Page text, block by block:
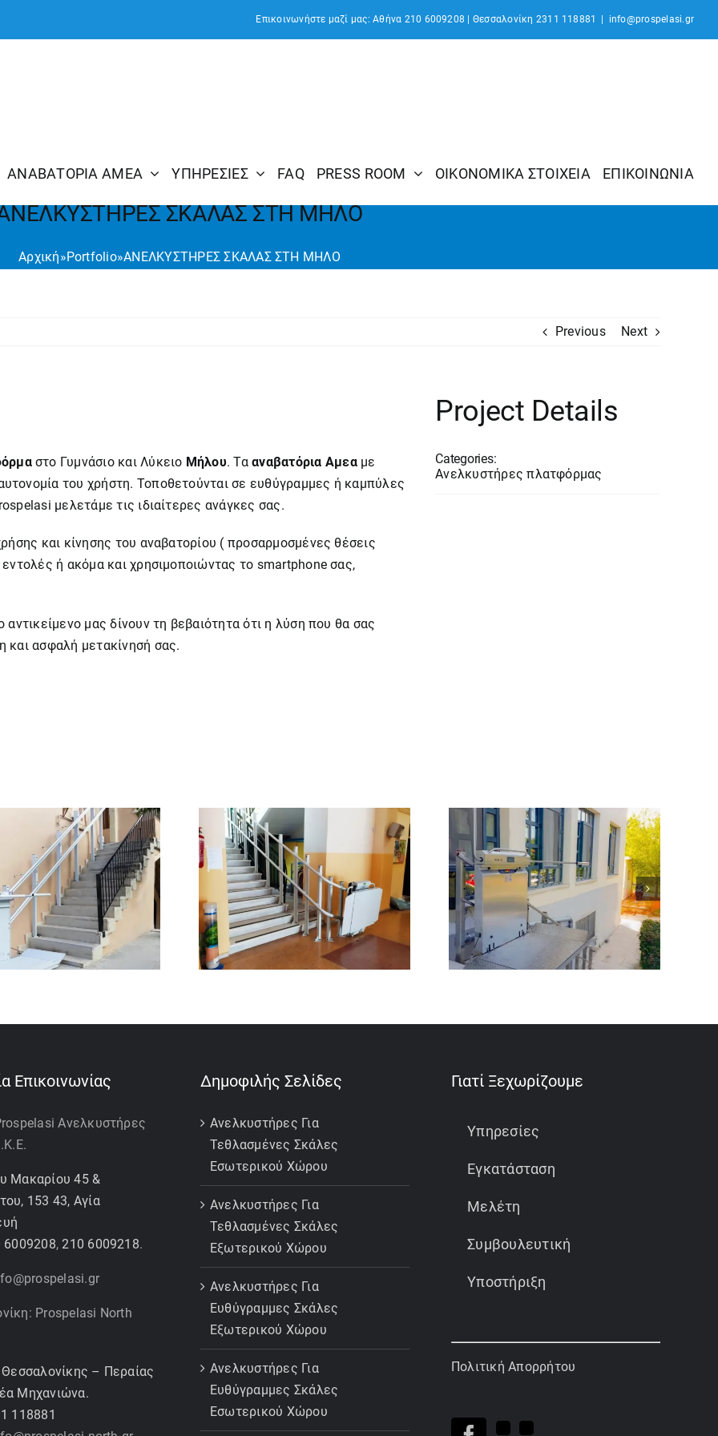
Επικοινωνήστε μαζί μας: Αθήνα 210 6009208 | Θεσσαλονίκη 2311 118881 info@prospelasi.gr
ΑΝΑΒΑΤΟΡΙΑ ΑΜΕΑ ΥΠΗΡΕΣΙΕΣ FAQ PRESS ROOM ΟΙΚΟΝΟΜΙΚΑ ΣΤΟΙΧΕΙΑ ΕΠΙΚΟΙΝΩΝΙΑ
ΣΚΑΛΑΣ ΣΤΗ ΜΗΛΟ
Αρχική»Portfolio»ΑΝΕΛΚΥΣΤΗΡΕΣ ΣΚΑΛΑΣ ΣΤΗ ΜΗΛΟ
Previous Next
στο Γυμνάσιο και Λύκειο Μήλου. Τααναβατόρια Αμεαμε
του χρήστη. Τοποθετούνται σε ευθύγραμμες ή καμπύλες
μελετάμε τις ιδιαίτερες ανάγκες σας.
και κίνησης του αναβατορίου ( προσαρμοσμένες θέσεις
ή ακόμα και χρησιμοποιώντας το smartphone σας,
μας δίνουν τη βεβαιότητα ότι η λύση που θα σας
και ασφαλή μετακίνησή σας.
Project Details
Categories:
Ανελκυστήρες πλατφόρμας
ΑΝΑΒΑΤΟΡΙΟ ΜΕ
ΠΛΑΤΦΟΡΜΑ ΣΤΗΝ
ΑΘΗΝΑ
ΑΝΑΒΑΤΟΡΙΟ ΑΜΕΑ
ΣΤΗ ΘΕΣΣΑΛΟΝΙΚΗ
Επικοινωνίας
Ανελκυστήρες
Μακαρίου 45 &
153 43, Αγία
6009208, 210 6009218.
Prospelasi North
– Περαίας
Μηχανιώνα.
118881
Δημοφιλής Σελίδες
Ανελκυστήρες Για
Τεθλασμένες Σκάλες
Εσωτερικού Χώρου
Ανελκυστήρες Για
Τεθλασμένες Σκάλες
Εξωτερικού Χώρου
Ανελκυστήρες Για
Ευθύγραμμες Σκάλες
Εξωτερικού Χώρου
Ανελκυστήρες Για
Ευθύγραμμες Σκάλες
Εσωτερικού Χώρου
Γιατί Ξεχωρίζουμε
Υπηρεσίες
Εγκατάσταση
Μελέτη
Συμβουλευτική
Υποστήριξη
Πολιτική Απορρήτου